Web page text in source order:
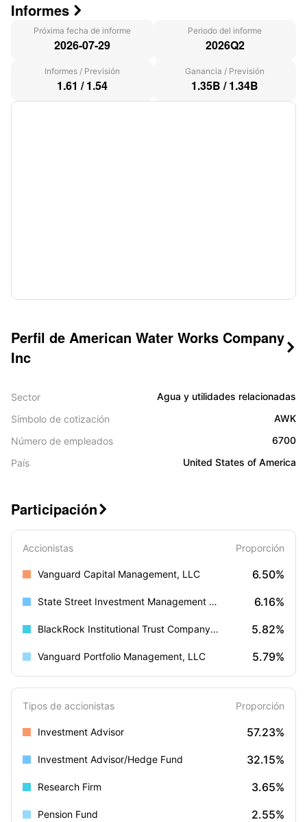
Informes 
Próxima fecha de informe
2026-07-29
Periodo del informe
2026Q2
Informes / Previsión
1.61 / 1.54
Ganancia / Previsión
1.35B / 1.34B
Perfil de American Water Works Company
Inc

Sector
Agua y utilidades relacionadas
Símbolo de cotización
AWK
Número de empleados
6700
País
United States of America
Participación 
Accionistas Proporción
Vanguard Capital Management, LLC 6.50%
State Street Investment Management (US) 6.16%
BlackRock Institutional Trust Company, N.A. 5.82%
Vanguard Portfolio Management, LLC 5.79%
Tipos de accionistas Proporción
Investment Advisor 57.23%
Investment Advisor/Hedge Fund 32.15%
Research Firm 3.65%
Pension Fund 2.55%